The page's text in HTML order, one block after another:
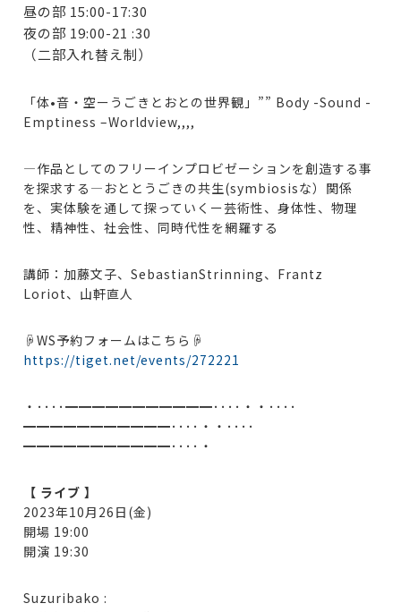
昼の部 15:00-17:30
夜の部 19:00-21 :30
（二部入れ替え制）
「体•音・空ーうごきとおとの世界観」”” Body -Sound -
Emptiness –Worldview,,,,
—作品としてのフリーインプロビゼーションを創造する事
を探求する—おととうごきの共生(symbiosisな）関係
を、実体験を通して探っていくー芸術性、身体性、物理
性、精神性、社会性、同時代性を網羅する
講師：加藤文子、SebastianStrinning、Frantz
Loriot、山軒直人
☟WS予約フォームはこちら☟
https://tiget.net/events/272221
・････━━━━━━━━━━━････・・････
━━━━━━━━━━━････・・････
━━━━━━━━━━━････・
【 ライブ 】
2023年10月26日(金)
開場 19:00
開演 19:30
Suzuribako :